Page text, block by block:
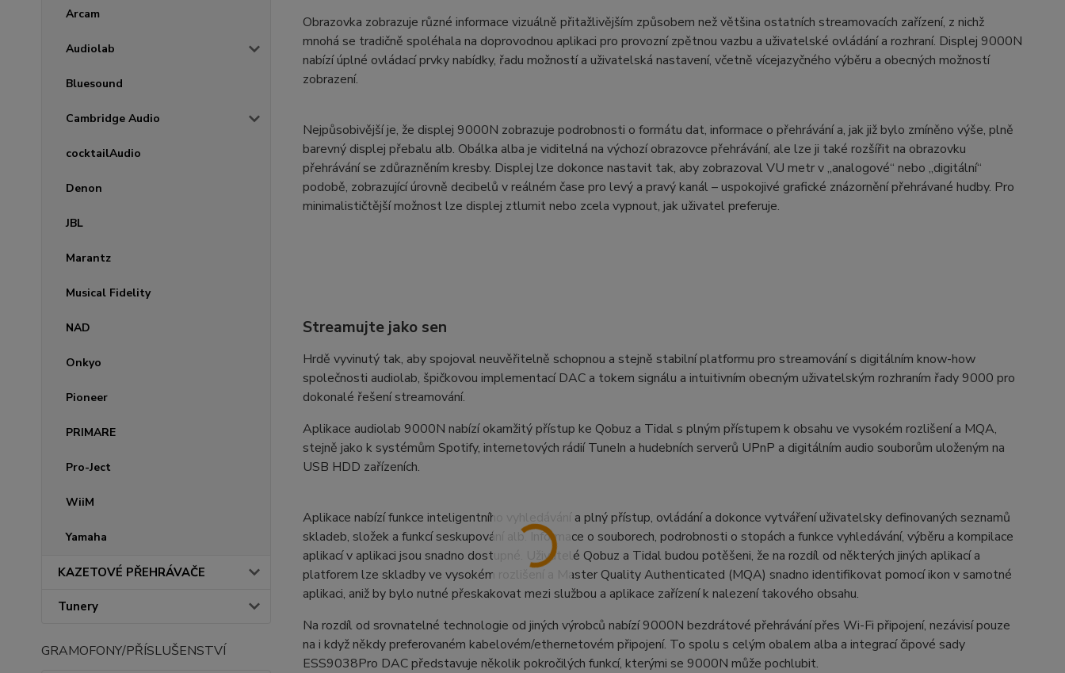
Arcam
Audiolab
Bluesound
Cambridge Audio
cocktailAudio
Denon
JBL
Marantz
Musical Fidelity
NAD
Onkyo
Pioneer
PRIMARE
Pro-Ject
WiiM
Yamaha
KAZETOVÉ PŘEHRÁVAČE
Tunery
GRAMOFONY/PŘÍSLUŠENSTVÍ
Obrazovka zobrazuje různé informace vizuálně přitažlivějším způsobem než většina ostatních streamovacích zařízení, z nichž
mnohá se tradičně spoléhala na doprovodnou aplikaci pro provozní zpětnou vazbu a uživatelské ovládání a rozhraní. Displej 9000N
nabízí úplné ovládací prvky nabídky, řadu možností a uživatelská nastavení, včetně vícejazyčného výběru a obecných možností
zobrazení.
Nejpůsobivější je, že displej 9000N zobrazuje podrobnosti o formátu dat, informace o přehrávání a, jak již bylo zmíněno výše, plně
barevný displej přebalu alb. Obálka alba je viditelná na výchozí obrazovce přehrávání, ale lze ji také rozšířit na obrazovku
přehrávání se zdůrazněním kresby. Displej lze dokonce nastavit tak, aby zobrazoval VU metr v „analogové“ nebo „digitální“
podobě, zobrazující úrovně decibelů v reálném čase pro levý a pravý kanál – uspokojivé grafické znázornění přehrávané hudby. Pro
minimalističtější možnost lze displej ztlumit nebo zcela vypnout, jak uživatel preferuje.
Streamujte jako sen
Hrdě vyvinutý tak, aby spojoval neuvěřitelně schopnou a stejně stabilní platformu pro streamování s digitálním know-how
společnosti audiolab, špičkovou implementací DAC a tokem signálu a intuitivním obecným uživatelským rozhraním řady 9000 pro
dokonalé řešení streamování.
Aplikace audiolab 9000N nabízí okamžitý přístup ke Qobuz a Tidal s plným přístupem k obsahu ve vysokém rozlišení a MQA,
stejně jako k systémům Spotify, internetových rádií TuneIn a hudebních serverů UPnP a digitálním audio souborům uloženým na
USB HDD zařízeních.
Aplikace nabízí funkce inteligentního vyhledávání a plný přístup, ovládání a dokonce vytváření uživatelsky definovaných seznamů
skladeb, složek a funkcí seskupování alb. Informace o souborech, podrobnosti o stopách a funkce vyhledávání, výběru a kompilace
aplikací v aplikaci jsou snadno dostupné. Uživatelé Qobuz a Tidal budou potěšeni, že na rozdíl od některých jiných aplikací a
platforem lze skladby ve vysokém rozlišení a Master Quality Authenticated (MQA) snadno identifikovat pomocí ikon v samotné
aplikaci, aniž by bylo nutné přeskakovat mezi službou a aplikace zařízení k nalezení takového obsahu.
Na rozdíl od srovnatelné technologie od jiných výrobců nabízí 9000N bezdrátové přehrávání přes Wi-Fi připojení, nezávisí pouze
na i když někdy preferovaném kabelovém/ethernetovém připojení. To spolu s celým obalem alba a integrací čipové sady
ESS9038Pro DAC představuje několik pokročilých funkcí, kterými se 9000N může pochlubit.